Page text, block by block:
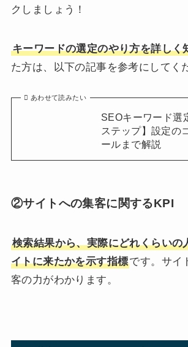
クしましょう！
キーワードの選定のやり方を詳しく
た方は、以下の記事を参考にしてく
あわせて読みたい
SEOキーワード選
ステップ】設定の
ールまで解説
②サイトへの集客に関するKPI
検索結果から、実際にどれくらいの
イトに来たかを示す指標です。サイ
客の力がわかります。